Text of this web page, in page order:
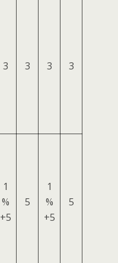
3 3 3 3
1
%
+5
5
1
%
+5
5